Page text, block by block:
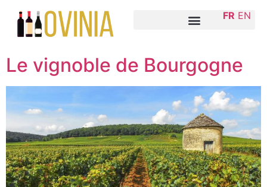
FR EN
Le vignoble de Bourgogne